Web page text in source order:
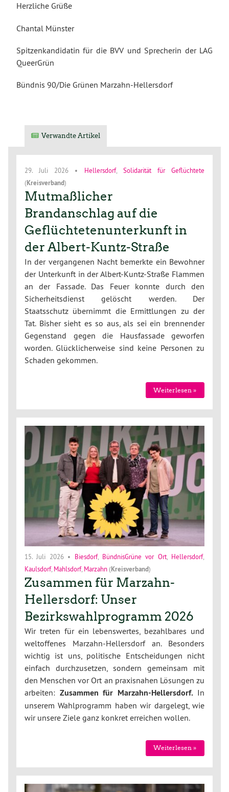
Herzliche Grüße
Chantal Münster
Spitzenkandidatin für die BVV und Sprecherin der LAG
QueerGrün
Bündnis 90/Die Grünen Marzahn-Hellersdorf
Verwandte Artikel
29. Juli 2026 • Hellersdorf, Solidarität für Geflüchtete
(Kreisverband)
Mutmaßlicher
Brandanschlag auf die
Geflüchtetenunterkunft in
der Albert-Kuntz-Straße
In der vergangenen Nacht bemerkte ein Bewohner
der Unterkunft in der Albert-Kuntz-Straße Flammen
an der Fassade. Das Feuer konnte durch den
Sicherheitsdienst gelöscht werden. Der
Staatsschutz übernimmt die Ermittlungen zu der
Tat. Bisher sieht es so aus, als sei ein brennender
Gegenstand gegen die Hausfassade geworfen
worden. Glücklicherweise sind keine Personen zu
Schaden gekommen.
Weiterlesen »
15. Juli 2026• Biesdorf, BündnisGrüne vor Ort, Hellersdorf,
Kaulsdorf, Mahlsdorf, Marzahn (Kreisverband)
Zusammen für Marzahn-
Hellersdorf: Unser
Bezirkswahlprogramm 2026
Wir treten für ein lebenswertes, bezahlbares und
weltoffenes Marzahn-Hellersdorf an. Besonders
wichtig ist uns, politische Entscheidungen nicht
einfach durchzusetzen, sondern gemeinsam mit
den Menschen vor Ort an praxisnahen Lösungen zu
arbeiten: Zusammen für Marzahn-Hellersdorf.In
unserem Wahlprogramm haben wir dargelegt, wie
wir unsere Ziele ganz konkret erreichen wollen.
Weiterlesen »